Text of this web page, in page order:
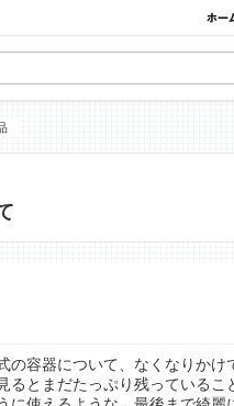
の容器について、なくなりか
るとまだたっぷり残っているこ